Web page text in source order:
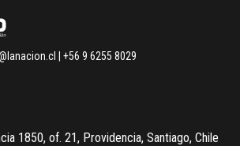
| +56 9 6255 8029
1850, of. 21, Providencia, Santiago, Chile